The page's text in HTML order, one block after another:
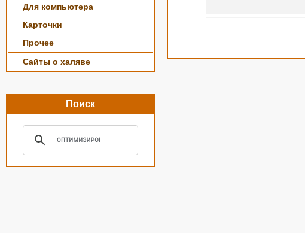
Для компьютера
Карточки
Прочее
Сайты о халяве
Поиск